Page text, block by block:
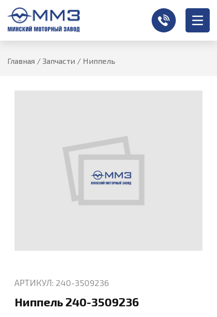
Главная / Запчасти / Ниппель
АРТИКУЛ: 240-3509236
Ниппель 240-3509236